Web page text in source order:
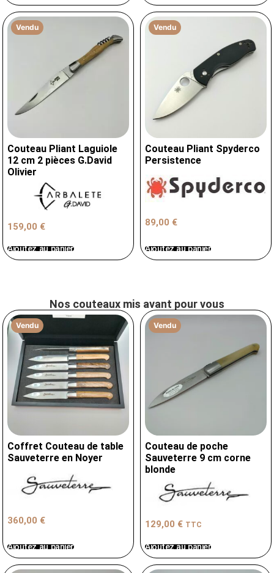
Vendu
Couteau Pliant Laguiole
12 cm 2 pièces G.David
Olivier
159,00 €
Ajoutez au panier
Vendu
Couteau Pliant Spyderco
Persistence
89,00 €
Ajoutez au panier
Nos couteaux mis avant pour vous
Vendu
Coffret Couteau de table
Sauveterre en Noyer
360,00 €
Ajoutez au panier
Vendu
Couteau de poche
Sauveterre 9 cm corne
blonde
129,00 € TTC
Ajoutez au panier